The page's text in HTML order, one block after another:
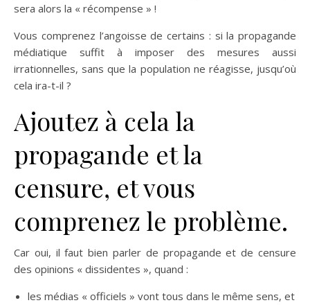
sera alors la « récompense » !
Vous comprenez l’angoisse de certains : si la propagande
médiatique suffit à imposer des mesures aussi
irrationnelles, sans que la population ne réagisse, jusqu’où
cela ira-t-il ?
Ajoutez à cela la
propagande et la
censure, et vous
comprenez le problème.
Car oui, il faut bien parler de propagande et de censure
des opinions « dissidentes », quand :
les médias « officiels » vont tous dans le même sens, et